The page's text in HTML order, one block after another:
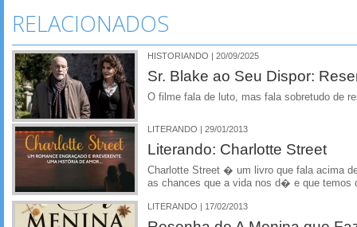
RELACIONADOS
HISTORIANDO | 20/09/2025
Sr. Blake ao Seu Dispor:
O filme fala de luto, mas fala sobretudo de
LITERANDO | 29/01/2013
Literando: Charlotte Street
Charlotte Street � um livro que fala acima
as chances que a vida nos d� e que temos
LITERANDO | 17/02/2013